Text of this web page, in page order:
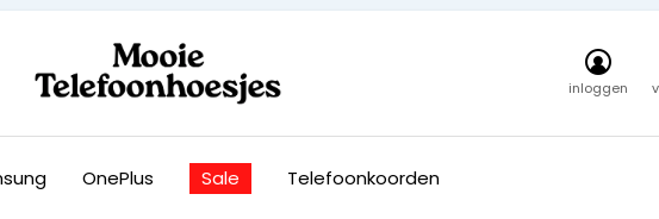
inloggen
OnePlus Sale Telefoonkoorden